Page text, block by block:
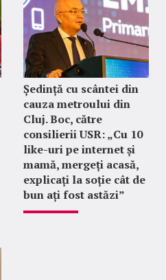
Ședință cu scântei din
cauza metroului din
Cluj. Boc, către
consilierii USR: „Cu 10
like-uri pe internet și
mamă, mergeți acasă,
explicați la soție cât de
bun ați fost astăzi”